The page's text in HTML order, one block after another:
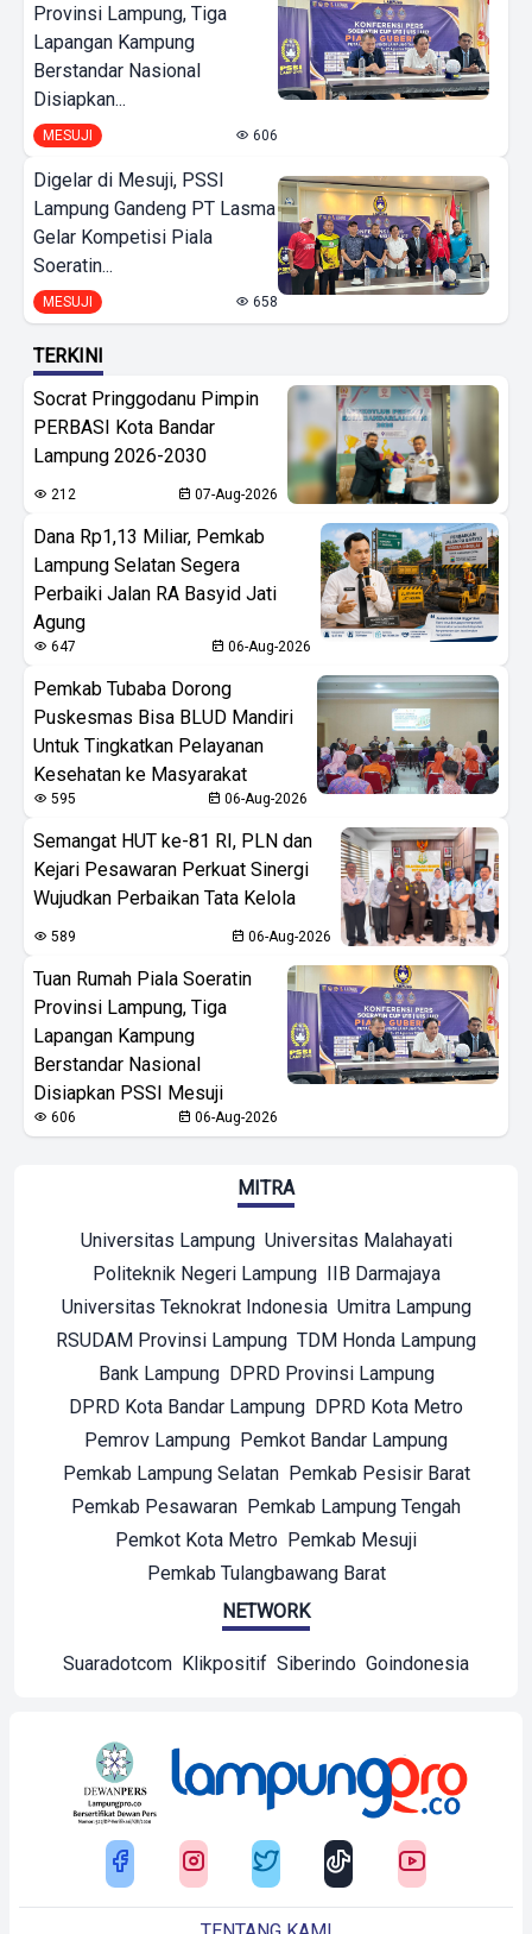
Provinsi Lampung, Tiga
Lapangan Kampung
Berstandar Nasional
Disiapkan...
MESUJI 606
Digelar di Mesuji, PSSI
Lampung Gandeng PT Lasma
Gelar Kompetisi Piala
Soeratin...
MESUJI 658
TERKINI
Socrat Pringgodanu Pimpin
PERBASI Kota Bandar
Lampung 2026-2030
212 07-Aug-2026
Dana Rp1,13 Miliar, Pemkab
Lampung Selatan Segera
Perbaiki Jalan RA Basyid Jati
Agung
647 06-Aug-2026
Pemkab Tubaba Dorong
Puskesmas Bisa BLUD Mandiri
Untuk Tingkatkan Pelayanan
Kesehatan ke Masyarakat
595 06-Aug-2026
Semangat HUT ke-81 RI, PLN dan
Kejari Pesawaran Perkuat Sinergi
Wujudkan Perbaikan Tata Kelola
589 06-Aug-2026
Tuan Rumah Piala Soeratin
Provinsi Lampung, Tiga
Lapangan Kampung
Berstandar Nasional
Disiapkan PSSI Mesuji
606 06-Aug-2026
MITRA
Universitas Lampung Universitas Malahayati
Politeknik Negeri Lampung IIB Darmajaya
Universitas Teknokrat Indonesia Umitra Lampung
RSUDAM Provinsi Lampung TDM Honda Lampung
Bank Lampung DPRD Provinsi Lampung
DPRD Kota Bandar Lampung DPRD Kota Metro
Pemrov Lampung Pemkot Bandar Lampung
Pemkab Lampung Selatan Pemkab Pesisir Barat
Pemkab Pesawaran Pemkab Lampung Tengah
Pemkot Kota Metro Pemkab Mesuji
Pemkab Tulangbawang Barat
NETWORK
Suaradotcom Klikpositif Siberindo Goindonesia